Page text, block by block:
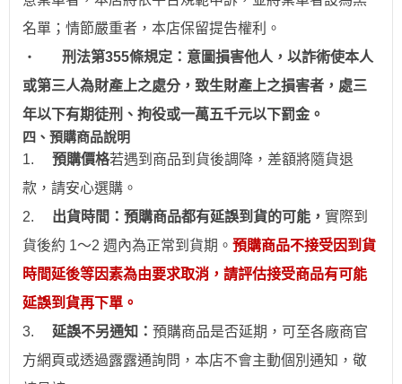
名單；情節嚴重者， 本店保留提告權利 。
‧
刑法第355條規定：意圖損害他人，以詐術使本人
或第三人為財產上之處分，致生財產上之損害者，處三
年以下有期徒刑、拘役或一萬五千元以下罰金。
四、預購商品說明
1.
預購價格若遇到 商品到貨後調降，差額將隨貨退
款，請安心選購。
2.
出貨時間：預購商品都有延誤到貨的可能， 實際到
貨後約 1～2 週內為正常到貨期。 預購商品不接受因到貨
時間延後等因素為由要求取消，請評估接受商品有可能
延誤到貨再下單。
3.
延誤不另通知： 預購商品是否延期，可至各廠商官
方網頁或透過露露通詢問，本店不會主動個別通知 ，敬